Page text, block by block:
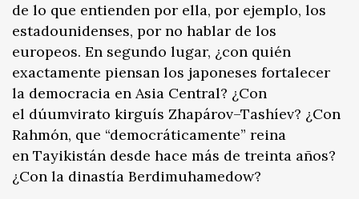
de lo que entienden por ella, por ejemplo, los
estadounidenses, por no hablar de los
europeos. En segundo lugar, ¿con quién
exactamente piensan los japoneses fortalecer
la democracia en Asia Central? ¿Con
el dúumvirato kirguís Zhapárov–Tashíev? ¿Con
Rahmón, que “democráticamente” reina
en Tayikistán desde hace más de treinta años?
¿Con la dinastía Berdimuhamedow?